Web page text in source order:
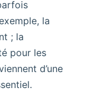
la
; la
pour les
d’une